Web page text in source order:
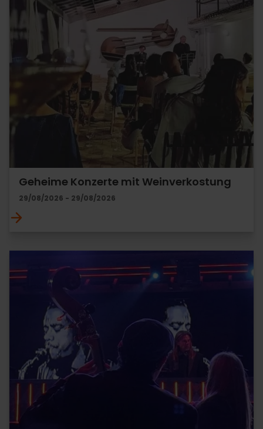
Geheime Konzerte mit Weinverkostung
29/08/2026 - 29/08/2026